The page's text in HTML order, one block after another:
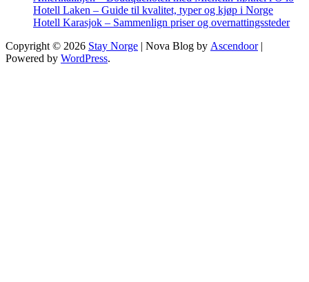
Hotell Laken – Guide til kvalitet, typer og kjøp i Norge
Hotell Karasjok – Sammenlign priser og overnattingssteder
Copyright © 2026 Stay Norge | Nova Blog by Ascendoor|
Powered by WordPress.